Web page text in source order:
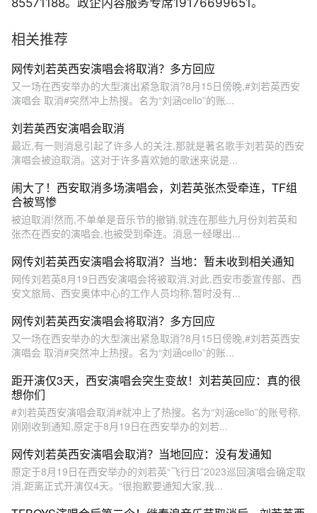
85571188。政企内容服务专席19176699651。
相关推荐
网传刘若英西安演唱会将取消？多方回应
又一场在西安举办的大型演出紧急取消?8月15日傍晚,#刘若英西安
演唱会 取消#突然冲上热搜。名为“刘涵cello”的账...
刘若英西安演唱会取消
最近,有一则消息引起了许多人的关注,那就是著名歌手刘若英的西安
演唱会被迫取消。这对于许多喜欢她的歌迷来说是...
闹大了！西安取消多场演唱会，刘若英张杰受牵连，TF组
合被骂惨
被迫取消!然而,不单单是音乐节的撤销,就连在那些九月份刘若英和
张杰在西安的演唱会,也被受到牵连。消息一经曝出...
网传刘若英西安演唱会将取消？当地：暂未收到相关通知
网传刘若英8月19日西安演唱会将被取消,对此,西安市委宣传部、西
安文旅局、西安奥体中心的工作人员均称,暂时没有...
网传刘若英西安演唱会将取消？多方回应
又一场在西安举办的大型演出紧急取消?8月15日傍晚,#刘若英西安
演唱会 取消#突然冲上热搜。名为“刘涵cello”的账...
距开演仅3天，西安演唱会突生变故！刘若英回应：真的很
想你们
#刘若英西安演唱会取消#就冲上了热搜。名为“刘涵cello”的账号称,
刚刚收到通知,原定于8月19日在西安举办的刘若...
网传刘若英西安演唱会取消？当地回应：没有发通知
原定于8月19日在西安举办的刘若英“飞行日”2023巡回演唱会确定取
消,距离正式开演仅4天。“很抱歉要通知大家,我...